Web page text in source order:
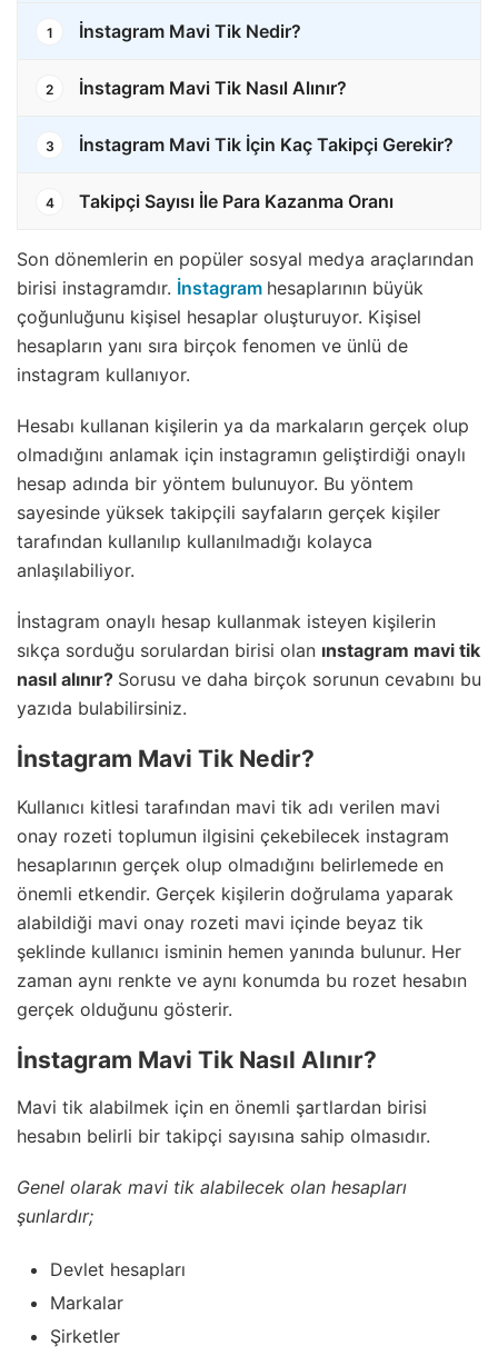
1 İnstagram Mavi Tik Nedir?
2 İnstagram Mavi Tik Nasıl Alınır?
3 İnstagram Mavi Tik İçin Kaç Takipçi Gerekir?
4 Takipçi Sayısı İle Para Kazanma Oranı
Son dönemlerin en popüler sosyal medya araçlarından
birisi instagramdır. İnstagram hesaplarının büyük
çoğunluğunu kişisel hesaplar oluşturuyor. Kişisel
hesapların yanı sıra birçok fenomen ve ünlü de
instagram kullanıyor.
Hesabı kullanan kişilerin ya da markaların gerçek olup
olmadığını anlamak için instagramın geliştirdiği onaylı
hesap adında bir yöntem bulunuyor. Bu yöntem
sayesinde yüksek takipçili sayfaların gerçek kişiler
tarafından kullanılıp kullanılmadığı kolayca
anlaşılabiliyor.
İnstagram onaylı hesap kullanmak isteyen kişilerin
sıkça sorduğu sorulardan birisi olan ınstagram mavi tik
nasıl alınır? Sorusu ve daha birçok sorunun cevabını bu
yazıda bulabilirsiniz.
İnstagram Mavi Tik Nedir?
Kullanıcı kitlesi tarafından mavi tik adı verilen mavi
onay rozeti toplumun ilgisini çekebilecek instagram
hesaplarının gerçek olup olmadığını belirlemede en
önemli etkendir. Gerçek kişilerin doğrulama yaparak
alabildiği mavi onay rozeti mavi içinde beyaz tik
şeklinde kullanıcı isminin hemen yanında bulunur. Her
zaman aynı renkte ve aynı konumda bu rozet hesabın
gerçek olduğunu gösterir.
İnstagram Mavi Tik Nasıl Alınır?
Mavi tik alabilmek için en önemli şartlardan birisi
hesabın belirli bir takipçi sayısına sahip olmasıdır.
Genel olarak mavi tik alabilecek olan hesapları
şunlardır;
Devlet hesapları
Markalar
Şirketler